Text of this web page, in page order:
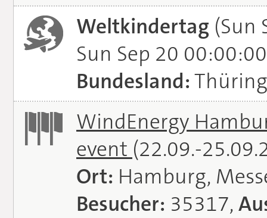
Weltkindertag (Sun
Sun Sep 20
Bundesland:
WindEnergy
event (22.09.-
Ort: Hamburg,
Besucher: 35317,